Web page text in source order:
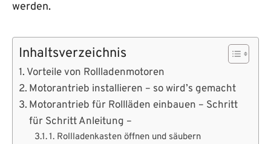
werden.
Inhaltsverzeichnis
Vorteile von Rollladenmotoren
Motorantrieb installieren – so wird’s gemacht
Motorantrieb für Rollläden einbauen – Schritt
für Schritt Anleitung –
1. Rollladenkasten öffnen und säubern